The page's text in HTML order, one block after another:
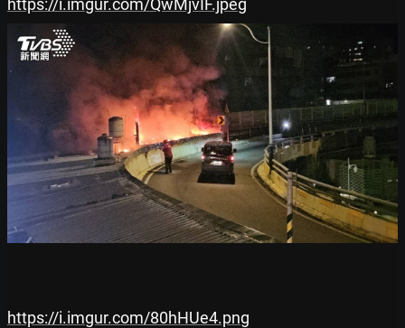
https://i.imgur.com/QwMjvIF.jpeg
https://i.imgur.com/80hHUe4.png